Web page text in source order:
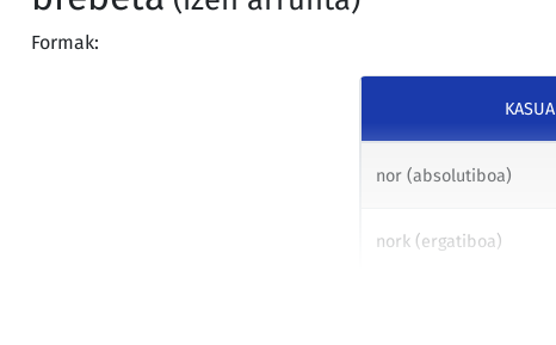
Formak:
KASUA
nor (absolutiboa)
nork (ergatiboa)